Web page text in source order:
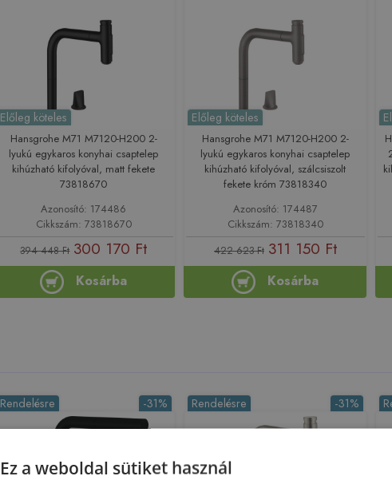
Előleg köteles
Hansgrohe M71 M7120-H200 2-
lyukú egykaros konyhai csaptelep
kihúzható kifolyóval, matt fekete
73818670
Azonosító: 174486
Cikkszám: 73818670
394 448 Ft 300 170 Ft
Kosárba
Előleg köteles
Hansgrohe M71 M7120-H200 2-
lyukú egykaros konyhai csaptelep
kihúzható kifolyóval, szálcsiszolt
fekete króm 73818340
Azonosító: 174487
Cikkszám: 73818340
422 623 Ft 311 150 Ft
Kosárba
-31%
Rendelésre -31%
Rendelésre
Ez a weboldal sütiket használ